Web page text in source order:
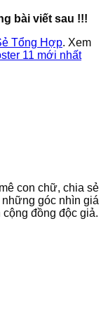
bài viết sau !!!
Tổng Hợp. Xem
11 mới nhất
con chữ, chia sẻ
góc nhìn giá
đồng độc giả.